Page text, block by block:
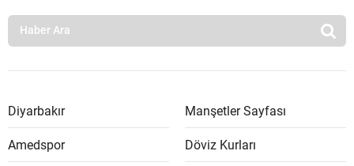
Diyarbakır
Amedspor
Manşetler Sayfası
Döviz Kurları